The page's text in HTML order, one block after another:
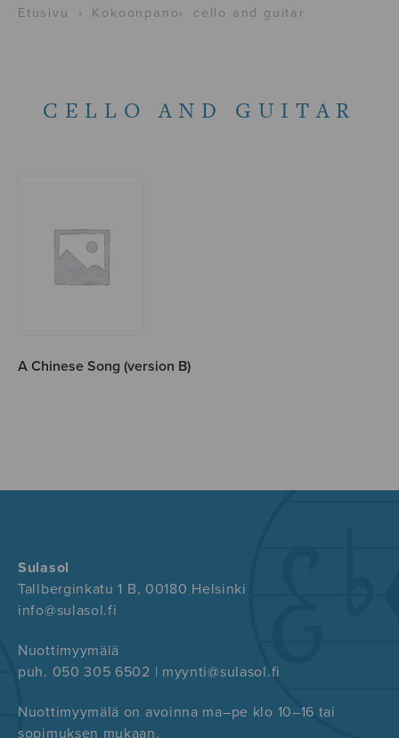
Etusivu › Kokoonpano› cello and guitar
CELLO AND GUITAR
A Chinese Song (version B)
Sulasol
Tallberginkatu 1 B, 00180 Helsinki
info@sulasol.fi
Nuottimyymälä
puh. 050 305 6502 | myynti@sulasol.fi
Nuottimyymälä on avoinna ma–pe klo 10–16 tai
sopimuksen mukaan.